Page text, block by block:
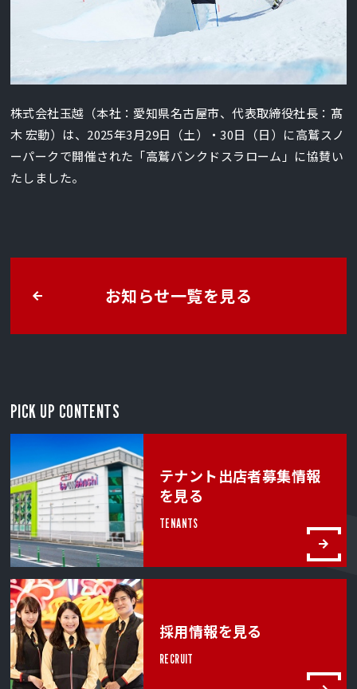
株式会社玉越（本社：愛知県名古屋市、代表取締役社長：髙
木 宏動）は、2025年3月29日（土）・30日（日）に高鷲スノ
ーパークで開催された「高鷲バンクドスラローム」に協賛い
たしました。
お知らせ一覧を見る
PICK UP CONTENTS
テナント出店者募集情報
を見る
TENANTS
採用情報を見る
RECRUIT